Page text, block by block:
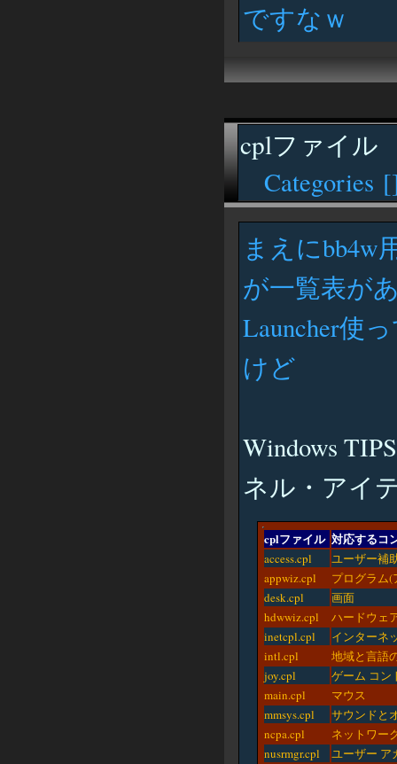
ですなｗ
cplファイル
Categories [
まえにbb4w
が一覧表が
Launcher使
けど
Windows
ネル・アイ
cplファイル 対応するコ
access.cpl
ユーザー補
appwiz.cpl
プログラム
desk.cpl
画面
hdwwiz.cpl
ハードウェ
inetcpl.cpl
インターネ
intl.cpl
地域と言語
joy.cpl
ゲーム コン
main.cpl
マウス
mmsys.cpl
サウンドと
ncpa.cpl
ネットワー
nusrmgr.cpl
ユーザー ア